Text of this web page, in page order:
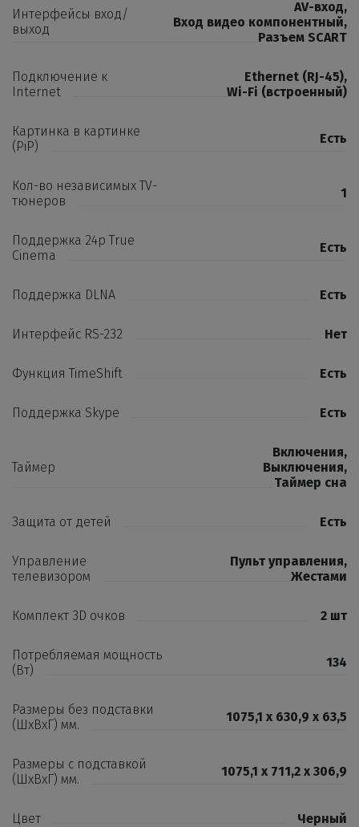
Интерфейсы вход/
выход
AV-вход,
Вход видео компонентный,
Разъем SCART
Подключение к
Internet
Ethernet (RJ-45),
Wi-Fi (встроенный)
Картинка в картинке
(PiP)
Есть
Кол-во независимых TV-
тюнеров
1
Поддержка 24p True
Cinema
Есть
Поддержка DLNA Есть
Интерфейс RS-232 Нет
Функция TimeShift Есть
Поддержка Skype Есть
Таймер
Включения,
Выключения,
Таймер сна
Защита от детей Есть
Управление
телевизором
Пульт управления,
Жестами
Комплект 3D очков 2 шт
Потребляемая мощность
(Вт)
134
Размеры без подставки
(ШxВxГ) мм.
1075,1 x 630,9 x 63,5
Размеры с подставкой
(ШxВxГ) мм.
1075,1 x 711,2 x 306,9
Цвет Черный